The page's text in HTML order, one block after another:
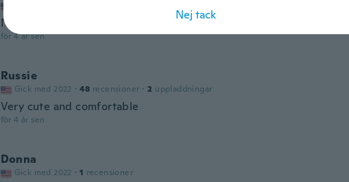
No give at all in the fabric. Its cute just wish it was bigger
för 4 år sen
Russie
Gick med 2022 · 48 recensioner · 2 uppladdningar
Very cute and comfortable
för 4 år sen
Donna
Gick med 2022 · 1 recensioner
Nej tack